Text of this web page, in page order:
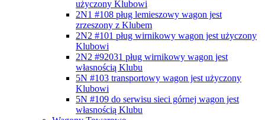
użyczony Klubowi
2N1 #108 pług lemieszowy wagon jest
zrzeszony z Klubem
2N2 #101 pług wirnikowy wagon jest użyczony
Klubowi
2N2 #92031 pług wirnikowy wagon jest
własnością Klubu
5N #103 transportowy wagon jest użyczony
Klubowi
5N #109 do serwisu sieci górnej wagon jest
własnością Klubu